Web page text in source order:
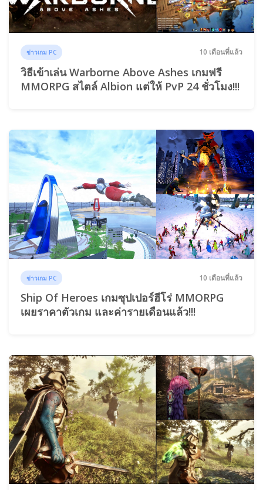
ข่าวเกม PC 10 เดือนที่แล้ว
วิธีเข้าเล่น Warborne Above Ashes เกมฟรี
MMORPG สไตล์ Albion แต่ให้ PvP 24 ชั่วโมง!!!
ข่าวเกม PC 10 เดือนที่แล้ว
Ship Of Heroes เกมซุปเปอร์ฮีโร่ MMORPG
เผยราคาตัวเกม และค่ารายเดือนแล้ว!!!